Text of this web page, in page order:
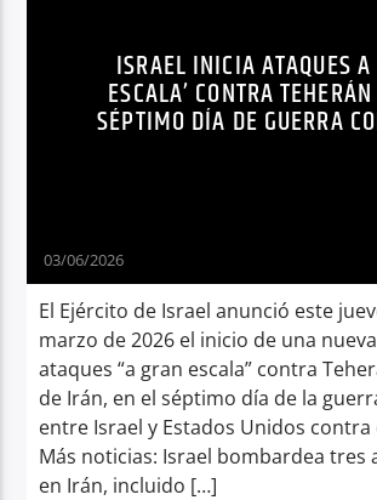
Radio holaISRAEL INICIA ATAQUES A
ESCALA’ CONTRA
SÉPTIMO DÍA DE GUERRA
03/06/2026
El Ejército de Israel anunció este
marzo de 2026 el inicio de una
ataques “a gran escala” contra
de Irán, en el séptimo día de la
entre Israel y Estados Unidos contra
Más noticias: Israel bombardea tres
en Irán, incluido […]